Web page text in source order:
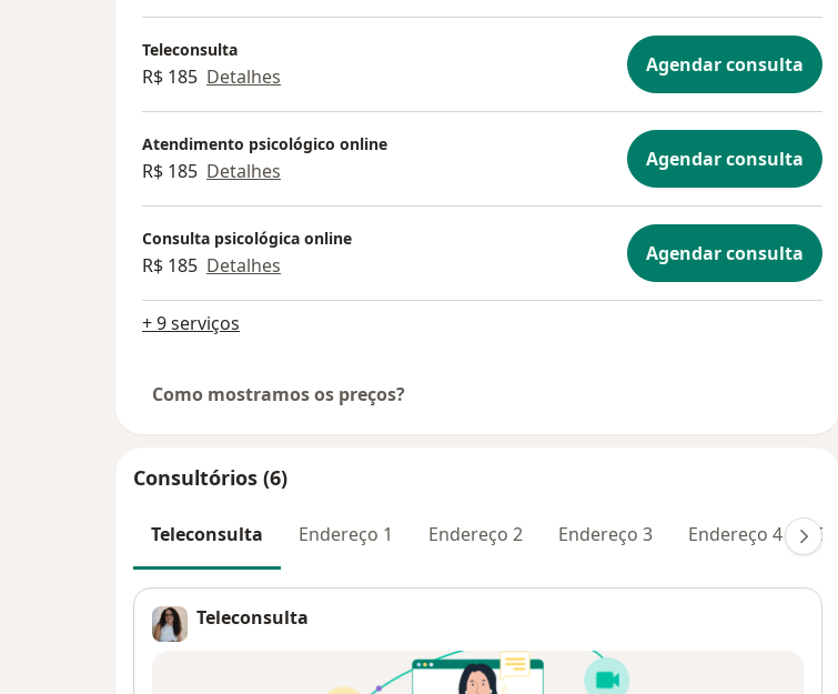
Teleconsulta
R$ 185 Detalhes Agendar consulta
Atendimento psicológico online
R$ 185 Detalhes Agendar consulta
Consulta psicológica online
R$ 185 Detalhes Agendar consulta
+ 9 serviços
Como mostramos os preços?
Consultórios (6)
Teleconsulta Endereço 1 Endereço 2 Endereço 3 Endereço 4
Teleconsulta